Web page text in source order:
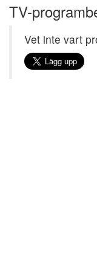
TV-
Vet inte vart